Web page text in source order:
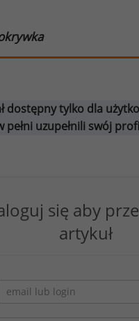
dostępny tylko dla
pełni uzupełnili swój
się aby
artykuł